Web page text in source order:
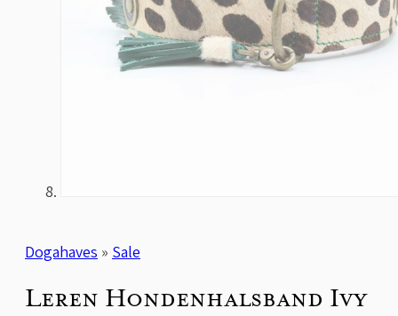
Dogahaves » Sale
Leren Hondenhalsband Ivy